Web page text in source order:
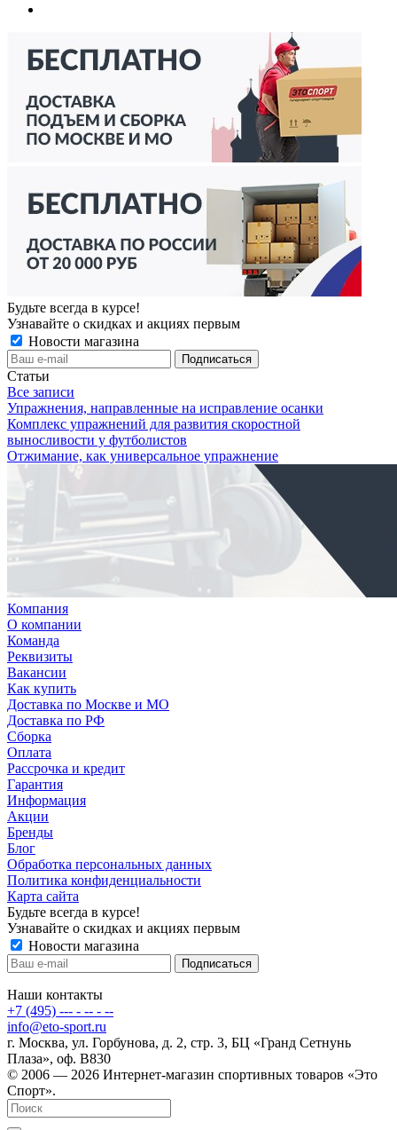
Будьте всегда в курсе!
Узнавайте о скидках и акциях первым
Новости магазина
Статьи
Все записи
Упражнения, направленные на исправление осанки
Комплекс упражнений для развития скоростной
выносливости у футболистов
Отжимание, как универсальное упражнение
Компания
О компании
Команда
Реквизиты
Вакансии
Как купить
Доставка по Москве и МО
Доставка по РФ
Сборка
Оплата
Рассрочка и кредит
Гарантия
Информация
Акции
Бренды
Блог
Обработка персональных данных
Политика конфиденциальности
Карта сайта
Будьте всегда в курсе!
Узнавайте о скидках и акциях первым
Новости магазина
Наши контакты
+7 (495) --- - -- - --
info@eto-sport.ru
г. Москва, ул. Горбунова, д. 2, стр. 3, БЦ «Гранд Сетнунь
Плаза», оф. В830
© 2006 — 2026 Интернет-магазин спортивных товаров «Это
Спорт».